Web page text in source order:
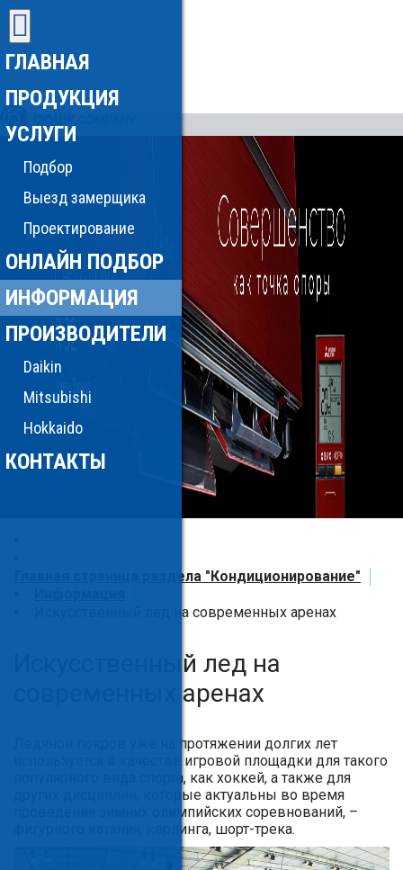
ГЛАВНАЯ
ПРОДУКЦИЯ
УСЛУГИ
Подбор
Выезд замерщика
Проектирование
ОНЛАЙН ПОДБОР
ИНФОРМАЦИЯ
ПРОИЗВОДИТЕЛИ
Daikin
Mitsubishi
Hokkaido
КОНТАКТЫ
Главная страница раздела "Кондиционирование"
Искусственный лед на современных аренах
Искусственный лед на
современных аренах
Ледяной покров уже на протяжении долгих лет
используется в качестве игровой площадки для такого
популярного вида спорта, как хоккей, а также для
других дисциплин, которые актуальны во время
проведения зимних олимпийских соревнований, –
фигурного катания, керлинга, шорт-трека.